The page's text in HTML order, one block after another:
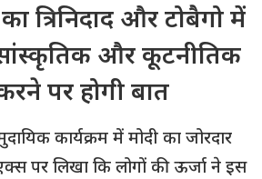
का त्रिनिदाद और टोबैगो में
और कूटनीतिक
पर होगी बात
कार्यक्रम में मोदी का जोरदार
पर लिखा कि लोगों की ऊर्जा ने इस